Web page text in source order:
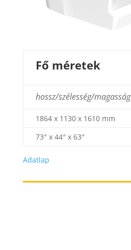
Fő méretek
hossz/szélesség/magasság
1864 x 1130 x 1610 mm
73″ x 44″ x 63″
Adatlap